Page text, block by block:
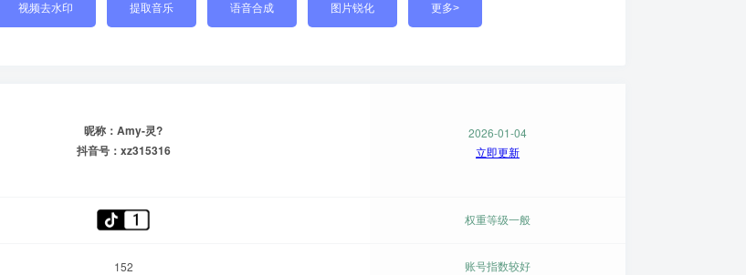
视频去水印 提取音乐 语音合成 图片锐化 更多>
昵称：Amy-灵?
抖音号：xz315316
2026-01-04
立即更新
权重等级一般
152 账号指数较好